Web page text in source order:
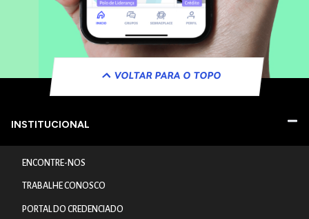
VOLTAR PARA O TOPO
INSTITUCIONAL
ENCONTRE-NOS
TRABALHE CONOSCO
PORTAL DO CREDENCIADO